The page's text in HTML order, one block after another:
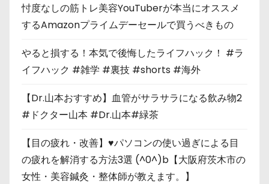
忖度なしの筋トレ美容YouTuberが本当にオススメ
するAmazonプライムデーセールで買うべきもの
やると損する！本気で後悔したライフハック！ #ラ
イフハック #雑学 #裏技 #shorts #海外
【Dr.山本おすすめ】血管がサラサラになる飲み物2
#ドクター山本 #Dr.山本#緑茶
【目の疲れ・改善】♥パソコンの使い過ぎによる目
の疲れを解消する方法3選 (^0^)b【大阪府茨木市の
女性・美容鍼灸・整体師が教えます。】